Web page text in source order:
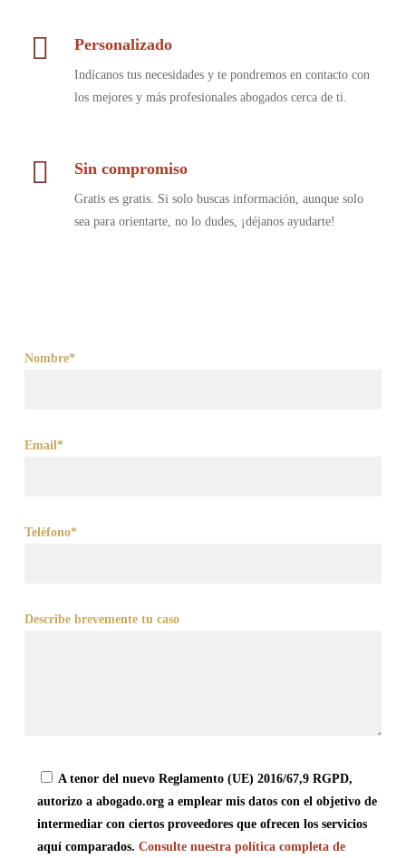
Personalizado
Indícanos tus necesidades y te pondremos en contacto con
los mejores y más profesionales abogados cerca de ti.
Sin compromiso
Gratis es gratis. Si solo buscas información, aunque solo
sea para orientarte, no lo dudes, ¡déjanos ayudarte!
Nombre*
Email*
Teléfono*
Describe brevemente tu caso
A tenor del nuevo Reglamento (UE) 2016/67,9 RGPD,
autorizo a abogado.org a emplear mis datos con el objetivo de
intermediar con ciertos proveedores que ofrecen los servicios
aquí comparados. Consulte nuestra política completa de